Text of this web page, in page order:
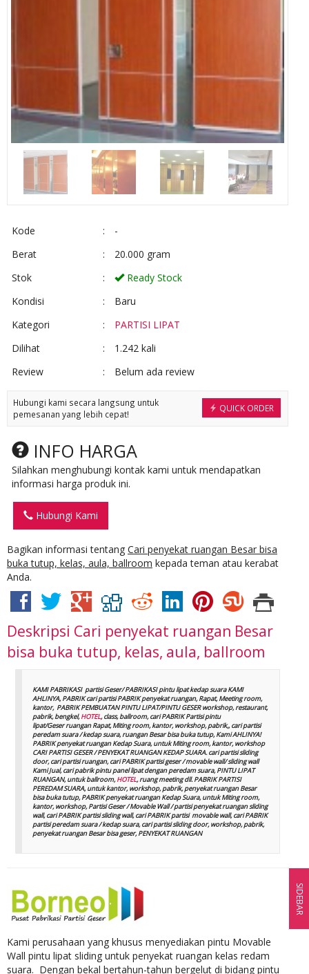
Kode :
-
Berat
:
20.000 gram
Stok
:
Ready Stock
Kondisi
:
Baru
Kategori
:
PARTISI LIPAT
Dilihat
:
1.242 kali
Review
: Belum ada review
QUICK ORDER
Hubungi kami secara langsung untuk
pemesanan yang lebih cepat!
INFO HARGA
Silahkan menghubungi kontak kami untuk mendapatkan
informasi harga produk ini.
Hubungi Kami
Bagikan informasi tentang Cari penyekat ruangan Besar bisa
buka tutup, kelas, aula, ballroom kepada teman atau kerabat
Anda.
Deskripsi Cari penyekat ruangan Besar
bisa buka tutup, kelas, aula, ballroom
KAMI PABRIKASI partisi Geser/ PABRIKASI pintu lipat kedap suara KAMI
AHLINYA, PABRIK cari partisi PABRIK penyekat ruangan, Rapat, Meeting room,
kantor, PABRIK PEMBUATAN PINTU LIPAT/PINTU GESER workshop, restaurant,
pabrik, bengkel,HOTEL, class, ballroom, cari PABRIK Partisi pintu
lipat/Geser ruangan Rapat, Miting room, kantor, workshop, pabrik,, cari partisi
peredam suara / kedap suara, ruangan Besar bisa buka tutup, Kami AHLINYA!
PABRIK penyekat ruangan Kedap Suara, untuk Miting room, kantor, workshop
CARI PARTISI GESER / PENYEKAT RUANGAN KEDAP SUARA. cari partisi sliding
door, cari partisi ruangan, cari PABRIK partisi geser / movable wall/ sliding wall
Kami Jual, cari pabrik pintu panel lipat dengan peredam suara, PINTU LIPAT
RUANGAN, untuk ballroom,HOTEL, ruang meeting dll. PABRIK PARTISI
PEREDAM SUARA, untuk kantor, workshop, pabrik, penyekat ruangan Besar
bisa buka tutup, PABRIK penyekat ruangan Kedap Suara, untuk Miting room,
kantor, workshop, Partisi Geser / Movable Wall / partisi penyekat ruangan sliding
wall, cari PABRIK partisi sliding wall, cari PABRIK partisi movable wall, cari PABRIK
partisi peredam suara / kedap suara, cari partisi sliding door, workshop, pabrik,
penyekat ruangan Besar bisa geser, PENYEKAT RUANGAN
Kami perusahaan yang khusus menyediakan pintu Movable
Wall pintu lipat sliding untuk penyekat ruangan kelas redam
suara. Dengan bekal bertahun-tahun bergelut di bidang pintu
SIDEBAR